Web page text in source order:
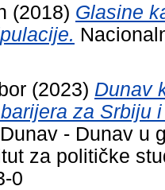
(2018) Glasine
(2023) Dunav
za Srbiju
- Dunav u
za političke
0